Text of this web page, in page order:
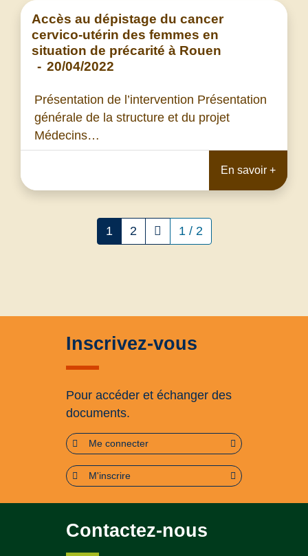
Accès au dépistage du cancer
cervico-utérin des femmes en
situation de précarité à Rouen
- 20/04/2022
Présentation de l’intervention Présentation
générale de la structure et du projet
Médecins…
En savoir +
1 2 1 / 2
Inscrivez-vous
Pour accéder et échanger des
documents.
Me connecter
M'inscrire
Contactez-nous